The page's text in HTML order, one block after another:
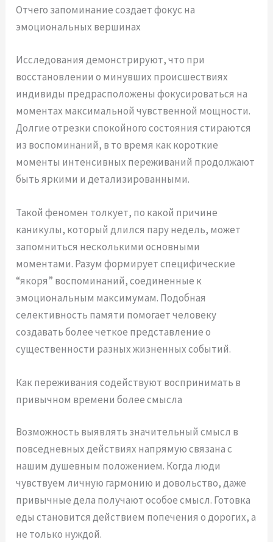
Отчего запоминание создает фокус на
эмоциональных вершинах
Исследования демонстрируют, что при
восстановлении о минувших происшествиях
индивиды предрасположены фокусироваться на
моментах максимальной чувственной мощности.
Долгие отрезки спокойного состояния стираются
из воспоминаний, в то время как короткие
моменты интенсивных переживаний продолжают
быть яркими и детализированными.
Такой феномен толкует, по какой причине
каникулы, который длился пару недель, может
запомниться несколькими основными
моментами. Разум формирует специфические
“якоря” воспоминаний, соединенные к
эмоциональным максимумам. Подобная
селективность памяти помогает человеку
создавать более четкое представление о
существенности разных жизненных событий.
Как переживания содействуют воспринимать в
привычном времени более смысла
Возможность выявлять значительный смысл в
повседневных действиях напрямую связана с
нашим душевным положением. Когда люди
чувствуем личную гармонию и довольство, даже
привычные дела получают особое смысл. Готовка
еды становится действием попечения о дорогих, а
не только нуждой.